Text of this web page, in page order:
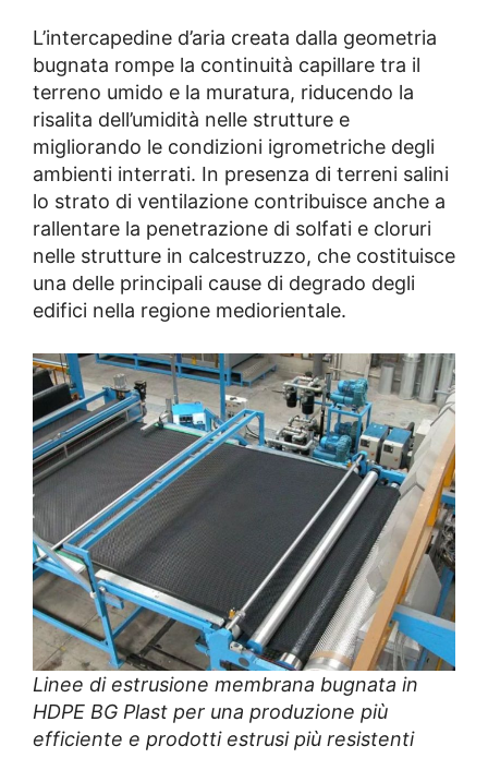
L’intercapedine d’aria creata dalla geometria
bugnata rompe la continuità capillare tra il
terreno umido e la muratura, riducendo la
risalita dell’umidità nelle strutture e
migliorando le condizioni igrometriche degli
ambienti interrati. In presenza di terreni salini
lo strato di ventilazione contribuisce anche a
rallentare la penetrazione di solfati e cloruri
nelle strutture in calcestruzzo, che costituisce
una delle principali cause di degrado degli
edifici nella regione mediorientale.
Linee di estrusione membrana bugnata in
HDPE BG Plast per una produzione più
efficiente e prodotti estrusi più resistenti